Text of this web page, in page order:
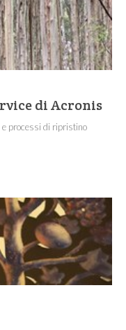
di Acronis
processi di ripristino